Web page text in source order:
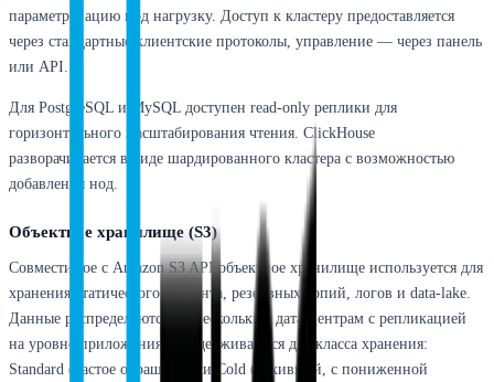
параметризацию под нагрузку. Доступ к кластеру предоставляется
через стандартные клиентские протоколы, управление — через панель
или API.
Для PostgreSQL и MySQL доступен read-only реплики для
горизонтального масштабирования чтения. ClickHouse
разворачивается в виде шардированного кластера с возможностью
добавления нод.
Объектное хранилище (S3)
Совместимое с Amazon S3 API объектное хранилище используется для
хранения статического контента, резервных копий, логов и data-lake.
Данные распределяются по нескольким дата-центрам с репликацией
на уровне приложения. Поддерживаются два класса хранения:
Standard (частое обращение) и Cold (архивный, с пониженной